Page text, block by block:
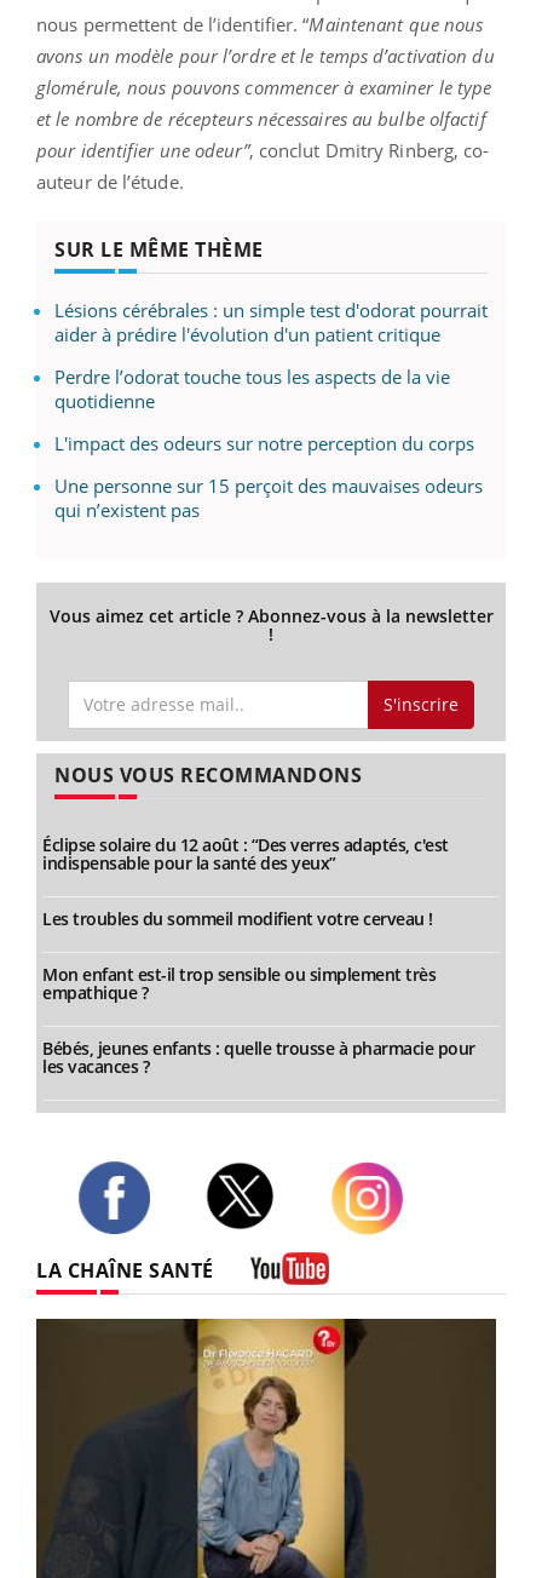
nous permettent de l’identifier. “Maintenant que nous
avons un modèle pour l’ordre et le temps d’activation du
glomérule, nous pouvons commencer à examiner le type
et le nombre de récepteurs nécessaires au bulbe olfactif
pour identifier une odeur”, conclut Dmitry Rinberg, co-
auteur de l’étude.
SUR LE MÊME THÈME
Lésions cérébrales : un simple test d'odorat pourrait
aider à prédire l'évolution d'un patient critique
Perdre l’odorat touche tous les aspects de la vie
quotidienne
L'impact des odeurs sur notre perception du corps
Une personne sur 15 perçoit des mauvaises odeurs
qui n’existent pas
Vous aimez cet article ? Abonnez-vous à la newsletter
!
S'inscrire
NOUS VOUS RECOMMANDONS
Éclipse solaire du 12 août : “Des verres adaptés, c'est
indispensable pour la santé des yeux”
Les troubles du sommeil modifient votre cerveau !
Mon enfant est-il trop sensible ou simplement très
empathique ?
Bébés, jeunes enfants : quelle trousse à pharmacie pour
les vacances ?
LA CHAÎNE SANTÉ